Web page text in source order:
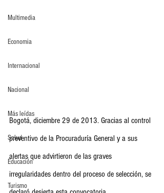
Multimedia
Economia
Internacional
Nacional
Más leídas
Salud
Educación
Turismo
Bogotá, diciembre 29 de 2013. Gracias al control
preventivo de la Procuraduría General y a sus
alertas que advirtieron de las graves
irregularidades dentro del proceso de selección, se